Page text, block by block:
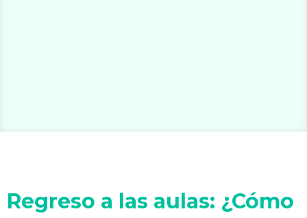
Regreso a las aulas: ¿Cómo